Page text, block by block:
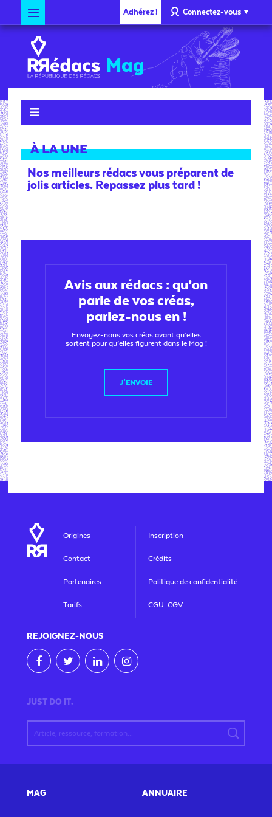
Connectez-vous
Adhérez !
Mag
À LA UNE
Nos meilleurs rédacs vous préparent de
jolis articles. Repassez plus tard !
Avis aux rédacs : qu’on
parle de vos créas,
parlez-nous en !
Envoyez-nous vos créas avant qu’elles
sortent pour qu’elles figurent dans le Mag !
J'ENVOIE
Origines
Contact
Partenaires
Tarifs
Inscription
Crédits
Politique de confidentialité
CGU-CGV
REJOIGNEZ-NOUS
JUST DO IT.
MAG ANNUAIRE